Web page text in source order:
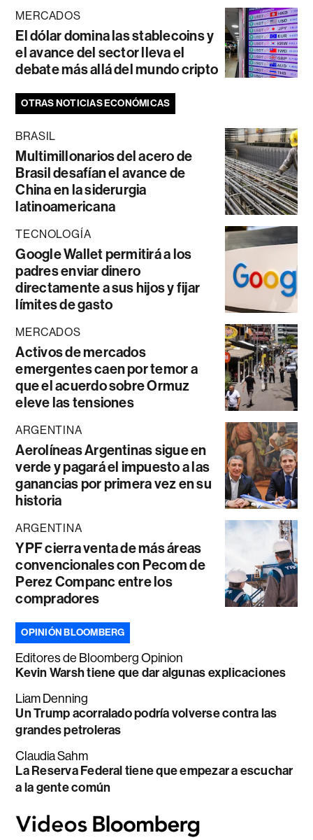
MERCADOS
El dólar domina las stablecoins y
el avance del sector lleva el
debate más allá del mundo cripto
OTRAS NOTICIAS ECONÓMICAS
BRASIL
Multimillonarios del acero de
Brasil desafían el avance de
China en la siderurgia
latinoamericana
TECNOLOGÍA
Google Wallet permitirá a los
padres enviar dinero
directamente a sus hijos y fijar
límites de gasto
MERCADOS
Activos de mercados
emergentes caen por temor a
que el acuerdo sobre Ormuz
eleve las tensiones
ARGENTINA
Aerolíneas Argentinas sigue en
verde y pagará el impuesto a las
ganancias por primera vez en su
historia
ARGENTINA
YPF cierra venta de más áreas
convencionales con Pecom de
Perez Companc entre los
compradores
OPINIÓN BLOOMBERG
Editores de Bloomberg Opinion
Kevin Warsh tiene que dar algunas explicaciones
Liam Denning
Un Trump acorralado podría volverse contra las
grandes petroleras
Claudia Sahm
La Reserva Federal tiene que empezar a escuchar
a la gente común